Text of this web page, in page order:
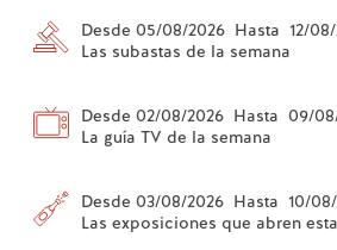
Desde 05/08/2026 Hasta 12/
Las subastas de la semana
Desde 02/08/2026 Hasta 09/
La guía TV de la semana
Desde 03/08/2026 Hasta 10/
Las exposiciones que abren